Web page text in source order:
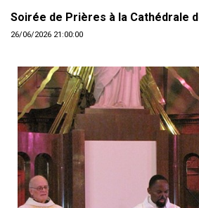
Soirée de Prières à la Cathédrale
26/06/2026 21:00:00